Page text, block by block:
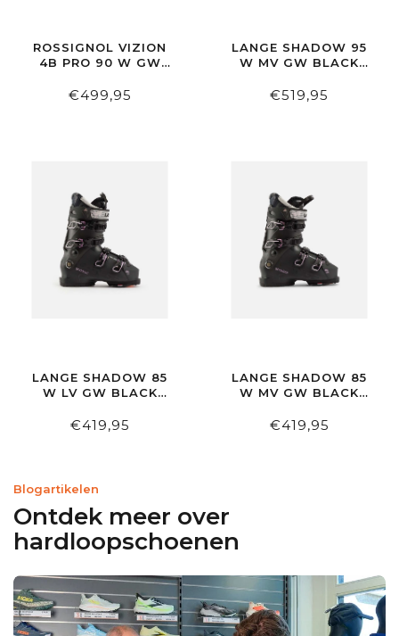
ROSSIGNOL VIZION
4B PRO 90 W GW
€499,95
LANGE SHADOW 95
W MV GW BLACK
€519,95
LANGE SHADOW 85
W LV GW BLACK
€419,95
LANGE SHADOW 85
W MV GW BLACK
€419,95
Blogartikelen
Ontdek meer over
hardloopschoenen